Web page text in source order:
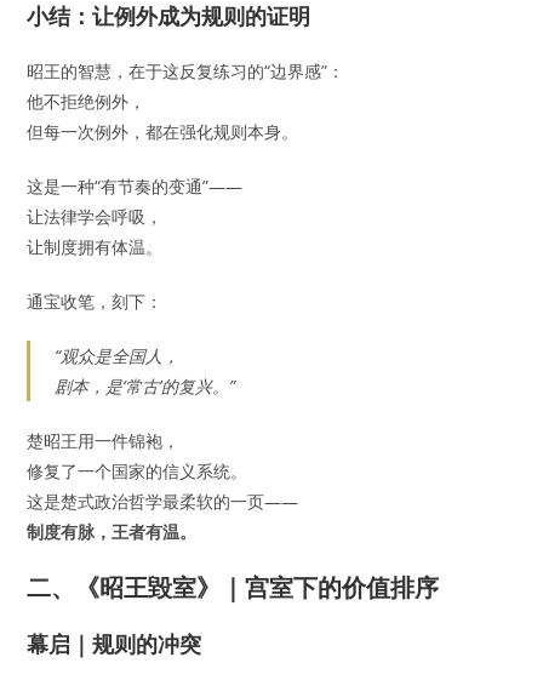
小结：让例外成为规则的证明
昭王的智慧，在于这反复练习的“边界感”：
他不拒绝例外，
但每一次例外，都在强化规则本身。
这是一种“有节奏的变通”——
让法律学会呼吸，
让制度拥有体温。
通宝收笔，刻下：
“观众是全国人，
剧本，是‘常古’的复兴。”
楚昭王用一件锦袍，
修复了一个国家的信义系统。
这是楚式政治哲学最柔软的一页——
制度有脉，王者有温。
二、《昭王毀室》｜宫室下的价值排序
幕启｜规则的冲突